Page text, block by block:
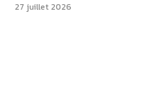
27 juillet 2026